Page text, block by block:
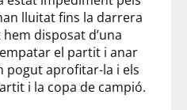
lluitat fins la darrera
disposat d’una
el partit i anar
pogut aprofitar-la i els
i la copa de campió.